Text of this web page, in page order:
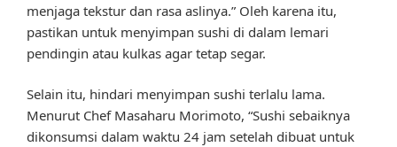
menjaga tekstur dan rasa aslinya.” Oleh karena itu,
pastikan untuk menyimpan sushi di dalam lemari
pendingin atau kulkas agar tetap segar.
Selain itu, hindari menyimpan sushi terlalu lama.
Menurut Chef Masaharu Morimoto, “Sushi sebaiknya
dikonsumsi dalam waktu 24 jam setelah dibuat untuk